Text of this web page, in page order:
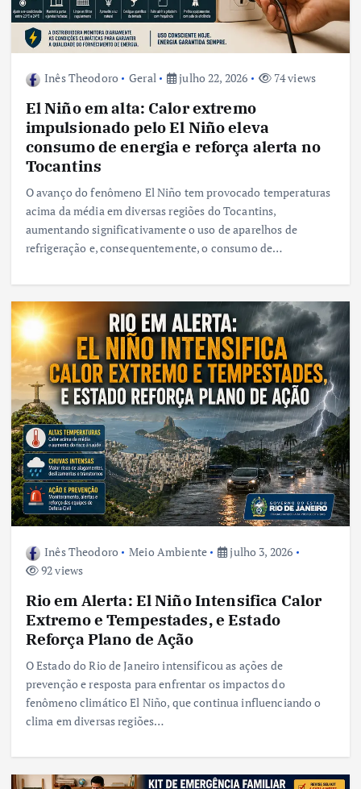
Inês Theodoro Geral julho 22, 2026 74 views
El Niño em alta: Calor extremo
impulsionado pelo El Niño eleva
consumo de energia e reforça alerta no
Tocantins
O avanço do fenômeno El Niño tem provocado temperaturas
acima da média em diversas regiões do Tocantins,
aumentando significativamente o uso de aparelhos de
refrigeração e, consequentemente, o consumo de…
Inês Theodoro Meio Ambiente
julho 3, 2026
92 views
Rio em Alerta: El Niño Intensifica Calor
Extremo e Tempestades, e Estado
Reforça Plano de Ação
O Estado do Rio de Janeiro intensificou as ações de
prevenção e resposta para enfrentar os impactos do
fenômeno climático El Niño, que continua influenciando o
clima em diversas regiões…